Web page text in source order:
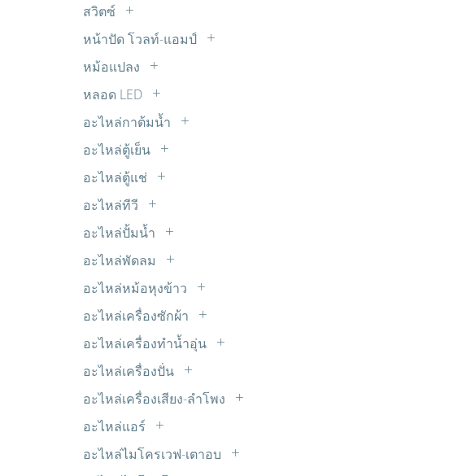
แหล่งจ่ายไฟ
ไฟกระพริบ ไฟเกมส์
ตัวแปลง
สเปคคอน
แจ๊ค TR
รีเลย์ 220V AC
รีเลย์ 24V DC
รีเลย์ 6V DC
รีเลย์ 9V DC
รีโมทเครื่องเสียง
รีโมทแอร์
ลำโพงเสียงแหลม ทวิตเตอร์ TW
สวิตซ์
สวิตซ์กด
สวิตซ์โยก
สวิตซ์ใช้กับสว่าน
ไมโครสวิตซ์
หน้าปัด โวลท์-แอมป์
หน้าปัด AC
หม้อแปลง
หม้อแปลงขดลวด Transformer
อะแด๊ปเตอร์
อินเวอร์เตอร์ INVERTER
หลอด LED
LED 5mm.
อะไหล่กาต้มน้ำ
ฮีทเตอร์กาต้มน้ำ
อะไหล่ตู้เย็น
Timer ตู้เย็น
ขอบยางตู้เย็น
ดีฟรอสใบเมทัล
ฟิลเตอร์-ดรายเออร์
มอเตอร์ตู้เย็น
วาวล์ศร
สวิตซ์ประตูตู้เย็น
ฮีตเตอร์หลอดแก้ว
เซ็นเซอร์ตู้เย็น
เทอร์โมสตัด
แผงระบายความร้อน
อะไหล่ตู้แช่
มอเตอร์พัดลมตู้แช่
อะไหล่ทีวี
ซ๊อกเก็ต TV
ซัพพลาย HAIER
ซัพพลาย JVC
ซัพพลาย LG
ซัพพลาย Panasonic
ซัพพลาย Philips
ซัพพลาย SAMSUNG
ซัพพลาย SHARP
ซัพพลาย SINGER
อะไหล่ปั้มน้ำ
เพรสเชอร์สวิตซ์ปั้มน้ำ
อะไหล่พัดลม
C. พัดลม
มอเตอร์ส่ายรอบช้า
สวิทซ์พัดลม
สเตเตอร์ มอเตอร์พัดลม
เทอร์โมฟิวส์พัดลม
เฟืองต่างๆ
อะไหล่หม้อหุงข้าว
แผ่นอุ่นหม้อหุงข้าว
อะไหล่เครื่องซักผ้า
ขาเหล็กยึดถังซัก
จุกยางปิดท่อน้ำทิ้ง
ชุดหยอดเหรียญ
ซีลยาง
ถุงกรองเศษ
อะไหล่เครื่องทำน้ำอุ่น
VR เครื่องทำน้ำอุ่น
อะไหล่เครื่องปั่น
ยางรองโถเครื่องปั่น
เฟืองเครื่องปั่น
แปลงถ่านเครื่องปั่น
อะไหล่เครื่องเสียง-ลำโพง
ตะแกรงปิดหน้าลำโพง
อะไหล่แอร์
C. แอร์
อะไหล่ไมโครเวฟ-เตาอบ
หัวแม็คนีตรอน